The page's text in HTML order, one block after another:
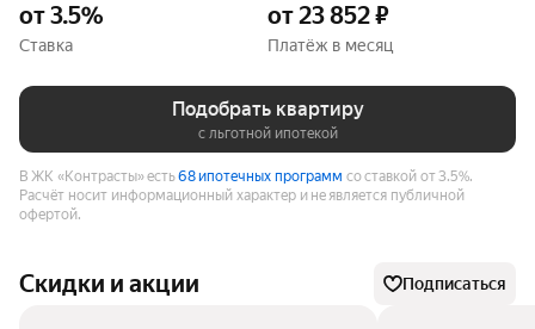
от 3.5%
Ставка
от 23 852 ₽
Платёж в месяц
Подобрать квартиру
с льготной ипотекой
В ЖК «Контрасты» есть68 ипотечных программ со ставкой от 3.5%.
Расчёт носит информационный характер и не является публичной
офертой.
Скидки и акции Подписаться